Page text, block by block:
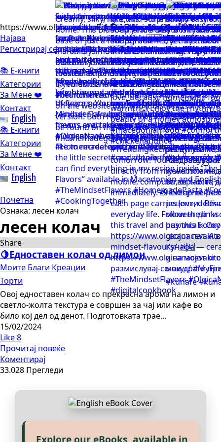
https://www.olgicanacevakitchen.com
Најава
Регистрирај се
📚 Е-книги
Категории
За Мене ❤️
Контакт
English
📚 Е-книги
Категории
За Мене ❤️
Контакт
English
Почетна
Ознака: лесен колач
лесен колач
Share
🍋Едноставен колач од лимон
Моите Благи Креации
Торти
Овој едноставен колач со прекрасна арома на лимон и
светло-жолта текстура е совршен за чај или кафе во
било кој дел од денот. Подготовката трае...
15/02/2024
Like8
Прочитај повеќе
Коментирај
33.028 Прегледи
Explore our eBooks, available in